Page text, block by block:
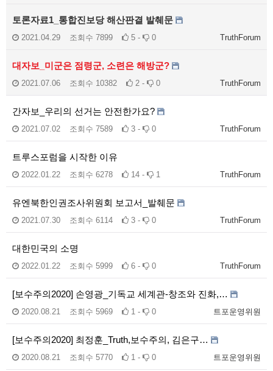
토론자료1_통합진보당 해산판결 발췌문
TruthForum
2021.04.29 조회수 7899 5 - 0
대자보_미군은 점령군, 소련은 해방군?
TruthForum
2021.07.06 조회수 10382 2 - 0
간자보_우리의 선거는 안전한가요?
TruthForum
2021.07.02 조회수 7589 3 - 0
트루스포럼을 시작한 이유
TruthForum
2022.01.22 조회수 6278 14 - 1
유엔북한인권조사위원회 보고서_발췌문
TruthForum
2021.07.30 조회수 6114 3 - 0
대한민국의 소명
TruthForum
2022.01.22 조회수 5999 6 - 0
[보수주의2020] 손영광_기독교 세계관-창조와 진화,…
트포운영위원
2020.08.21 조회수 5969 1 - 0
[보수주의2020] 최정훈_Truth,보수주의, 김은구…
트포운영위원
2020.08.21 조회수 5770 1 - 0